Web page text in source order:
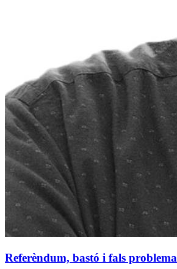
Referèndum, bastó i fals problema